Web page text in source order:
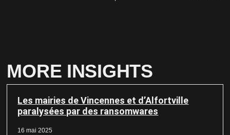
MORE INSIGHTS
Les mairies de Vincennes et d’Alfortville
paralysées par des ransomwares
16 mai 2025